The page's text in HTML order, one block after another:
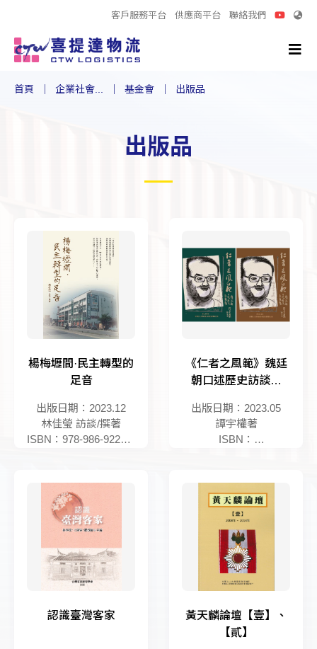
客戶服務平台 供應商平台 聯絡我們
首頁 企業社會... 基金會 出版品
出版品
楊梅壢間·民主轉型的
足音
出版日期：2023.12
林佳瑩 訪談/撰著
ISBN：978-986-92283-
《仁者之風範》魏廷
朝口述歷史訪談錄
出版日期：2023.05
譚宇權著
ISBN：
認識臺灣客家
黃天麟論壇【壹】、
【貳】